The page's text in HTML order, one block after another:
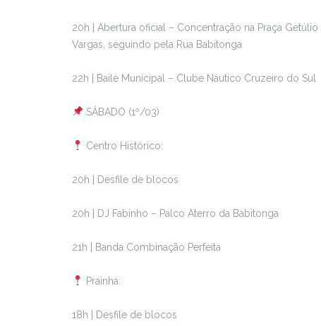
20h | Abertura oficial – Concentração na Praça Getúlio
Vargas, seguindo pela Rua Babitonga
22h | Baile Municipal – Clube Náutico Cruzeiro do Sul
SÁBADO (1º/03)
Centro Histórico:
20h | Desfile de blocos
20h | DJ Fabinho – Palco Aterro da Babitonga
21h | Banda Combinação Perfeita
Prainha:
18h | Desfile de blocos